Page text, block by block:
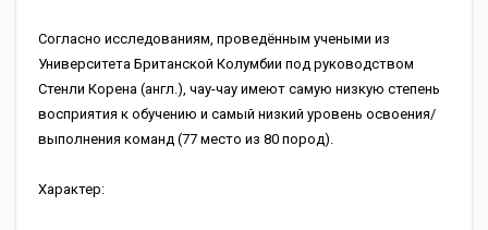
Согласно исследованиям, проведённым учеными из
Университета Британской Колумбии под руководством
Стенли Корена (англ.), чау-чау имеют самую низкую степень
восприятия к обучению и самый низкий уровень освоения/
выполнения команд (77 место из 80 пород).
Характер: